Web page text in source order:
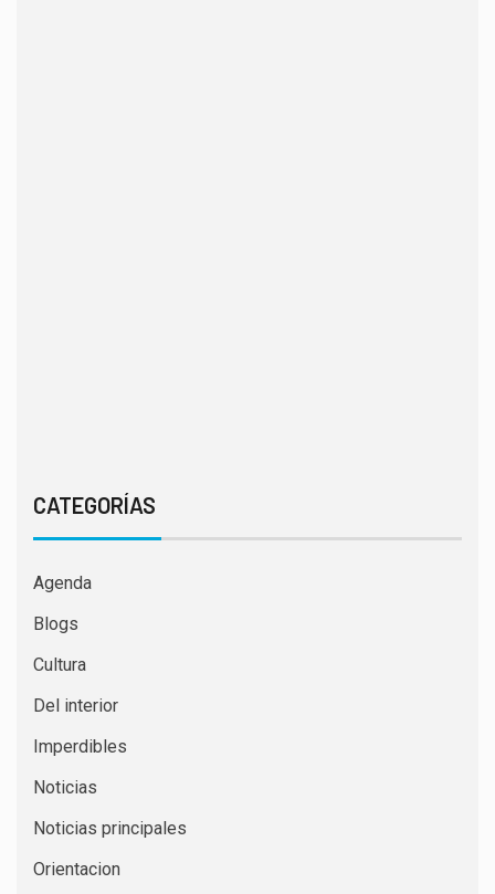
CATEGORÍAS
Agenda
Blogs
Cultura
Del interior
Imperdibles
Noticias
Noticias principales
Orientacion